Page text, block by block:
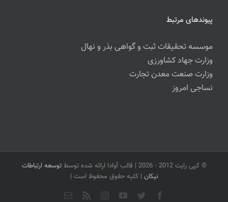
پیوندهای مرتبط
موسسه تحقیقات ثبت و گواهی بذر و نهال
وزارت جهاد کشاورزی
وزارت صنعت معدن تجارت
نساجی امروز
© کپی رایت 2012 - 2026 | قالب آوادا ارائه شده توسط
توسعه ارتباطات
نیکان | کلیه حقوق محفوظ است |
Facebook
Twitter
YouTube
Instagram
Rss ایمیل